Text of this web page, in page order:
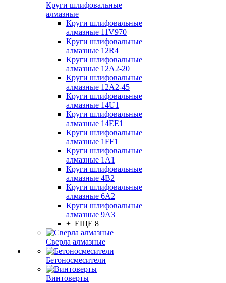
Круги шлифовальные
алмазные
Круги шлифовальные
алмазные 11V970
Круги шлифовальные
алмазные 12R4
Круги шлифовальные
алмазные 12А2-20
Круги шлифовальные
алмазные 12А2-45
Круги шлифовальные
алмазные 14U1
Круги шлифовальные
алмазные 14ЕЕ1
Круги шлифовальные
алмазные 1FF1
Круги шлифовальные
алмазные 1А1
Круги шлифовальные
алмазные 4В2
Круги шлифовальные
алмазные 6A2
Круги шлифовальные
алмазные 9А3
+ ЕЩЕ 8
Сверла алмазные
Бетоносмесители
Винтоверты